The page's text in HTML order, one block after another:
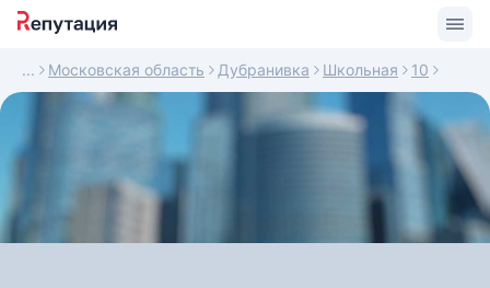
Московская область Дубранивка Школьная 10